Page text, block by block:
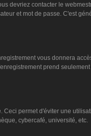
devriez contacter le
et mot de passe. C'est
vous donnera
prend
permet d'éviter une
cybercafé, université, etc.